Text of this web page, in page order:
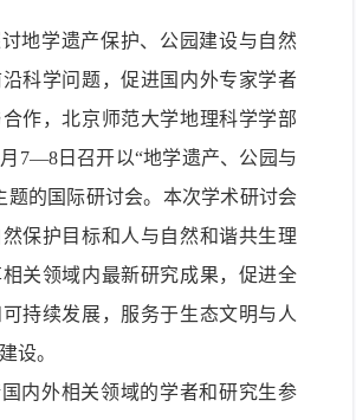
地学遗产保护、公园建设与自然
科学问题，促进国内外专家学者
作，北京师范大学地理科学学部
月 7—8日召开以“地学遗产、公园与
题的国际研讨会。本次学术研讨会
保护目标和人与自然和谐共生理
关领域内最新研究成果，促进全
持续发展，服务于生态文明与人
设。
内外相关领域的学者和研究生参